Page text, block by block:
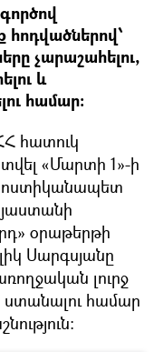
հոդվածներով՝
չարաշահելու,
և
համար:
հատուկ
տվել «Մարտի 1»-ի
ոստիկանապետ
օրաթերթի
Սարգսյանը
լուրջ
ստանալու համար